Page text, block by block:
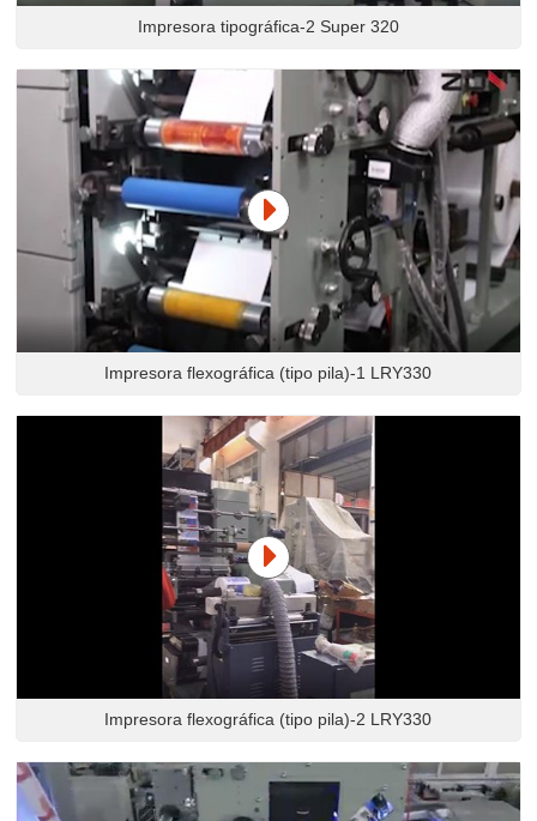
Impresora tipográfica-2 Super 320
Impresora flexográfica (tipo pila)-1 LRY330
Impresora flexográfica (tipo pila)-2 LRY330